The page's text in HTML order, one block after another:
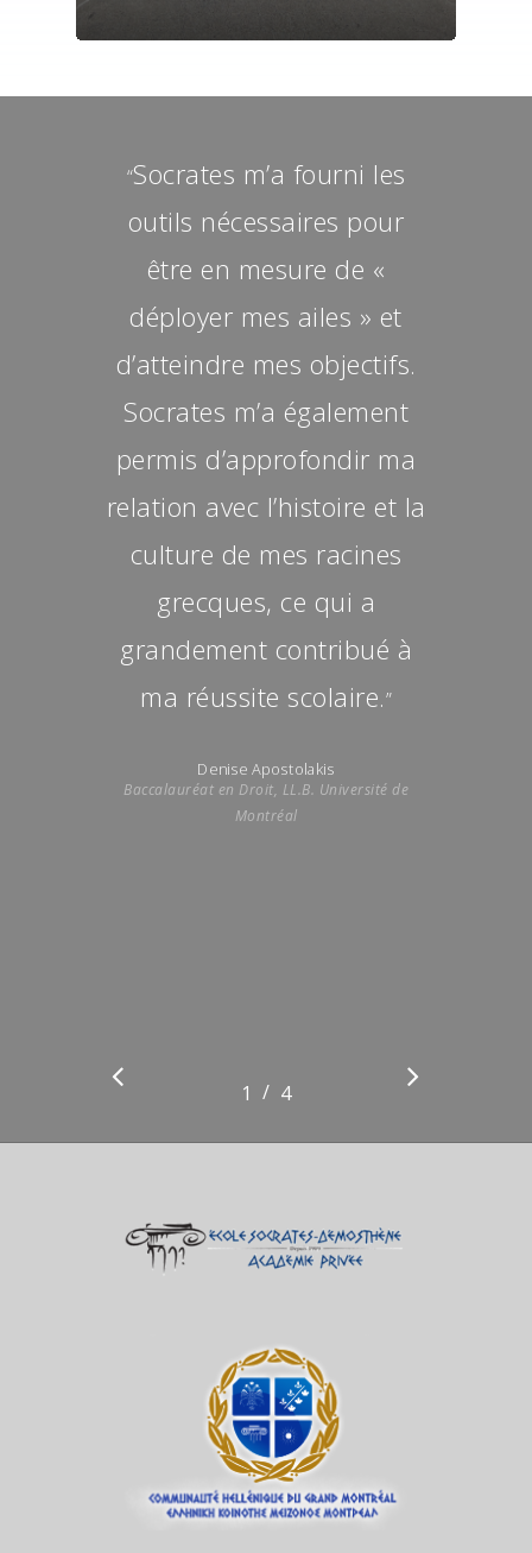
“Socrates m’a fourni les
outils nécessaires pour
être en mesure de «
déployer mes ailes » et
d’atteindre mes objectifs.
Socrates m’a également
permis d’approfondir ma
relation avec l’histoire et la
culture de mes racines
grecques, ce qui a
grandement contribué à
ma réussite scolaire.”
Denise Apostolakis
Baccalauréat en Droit, LL.B. Université de
Montréal
1 2 3
/ 4